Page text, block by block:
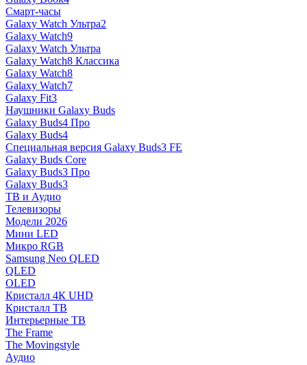
Смарт-часы
Galaxy Watch Ультра2
Galaxy Watch9
Galaxy Watch Ультра
Galaxy Watch8 Классика
Galaxy Watch8
Galaxy Watch7
Galaxy Fit3
Наушники Galaxy Buds
Galaxy Buds4 Про
Galaxy Buds4
Специальная версия Galaxy Buds3 FE
Galaxy Buds Core
Galaxy Buds3 Про
Galaxy Buds3
ТВ и Аудио
Телевизоры
Модели 2026
Мини LED
Микро RGB
Samsung Neo QLED
QLED
OLED
Кристалл 4К UHD
Кристалл ТВ
Интерьерные ТВ
The Frame
The Movingstyle
Аудио